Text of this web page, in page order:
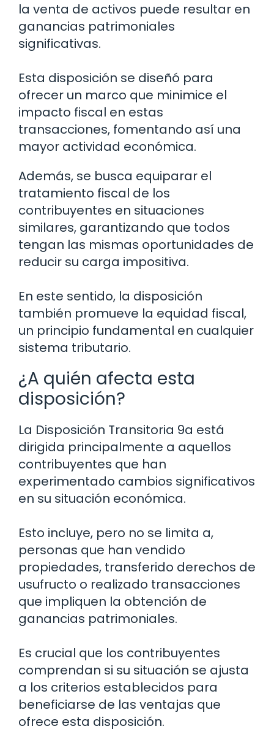
la venta de activos puede resultar en
ganancias patrimoniales
significativas.
Esta disposición se diseñó para
ofrecer un marco que minimice el
impacto fiscal en estas
transacciones, fomentando así una
mayor actividad económica.
Además, se busca equiparar el
tratamiento fiscal de los
contribuyentes en situaciones
similares, garantizando que todos
tengan las mismas oportunidades de
reducir su carga impositiva.
En este sentido, la disposición
también promueve la equidad fiscal,
un principio fundamental en cualquier
sistema tributario.
¿A quién afecta esta
disposición?
La Disposición Transitoria 9a está
dirigida principalmente a aquellos
contribuyentes que han
experimentado cambios significativos
en su situación económica.
Esto incluye, pero no se limita a,
personas que han vendido
propiedades, transferido derechos de
usufructo o realizado transacciones
que impliquen la obtención de
ganancias patrimoniales.
Es crucial que los contribuyentes
comprendan si su situación se ajusta
a los criterios establecidos para
beneficiarse de las ventajas que
ofrece esta disposición.